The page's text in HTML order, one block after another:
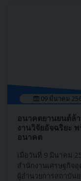
09 มีนาคม
อนาคตยานยนต์ล้
งานวิจัยอัจฉริยะ
อนาคต
เมื่อวันที่ 9 มีนาคม
สำนักงานเศรษฐกิจ
ผู้อำนวยการสถาบัน